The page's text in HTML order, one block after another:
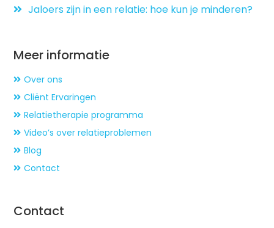
Jaloers zijn in een relatie: hoe kun je minderen?
Meer informatie
Over ons
Cliënt Ervaringen
Relatietherapie programma
Video’s over relatieproblemen
Blog
Contact
Contact